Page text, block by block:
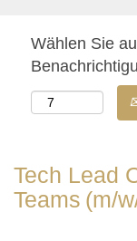
Wählen Sie
Tech Lead
Teams (m/